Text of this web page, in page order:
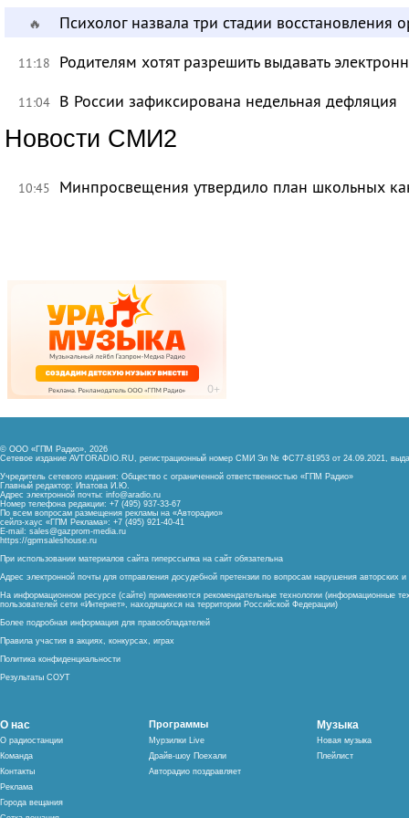
🔥 Психолог назвала три стадии восстановления
11:18 Родителям хотят разрешить выдавать
11:04 В России зафиксирована недельная дефляция
Новости СМИ2
10:45 Минпросвещения утвердило план школьных
© ООО «ГПМ Радио», 2026
Сетевое издание AVTORADIO.RU, регистрационный номер СМИ Эл № ФС77-81953 от 24.09.2021,
Учредитель сетевого издания: Общество с ограниченной ответственностью «ГПМ Радио»
Главный редактор: Ипатова И.Ю.
Адрес электронной почты: info@aradio.ru
Номер телефона редакции: +7 (495) 937-33-67
По всем вопросам размещения рекламы на «Авторадио»
сейлз-хаус «ГПМ Реклама»: +7 (495) 921-40-41
E-mail: sales@gazprom-media.ru
https://gpmsaleshouse.ru
При использовании материалов сайта гиперссылка на сайт обязательна
Адрес электронной почты для отправления досудебной претензии по вопросам нарушения авторских
На информационном ресурсе (сайте) применяются рекомендательные технологии (информационные
пользователей сети «Интернет», находящихся на территории Российской Федерации)
Более подробная информация для правообладателей
Правила участия в акциях, конкурсах, играх
Политика конфиденциальности
Результаты СОУТ
О нас
О радиостанции
Команда
Контакты
Реклама
Города вещания
Программы
Мурзилки Live
Драйв-шоу Поехали
Авторадио поздравляет
Музыка
Новая музыка
Плейлист